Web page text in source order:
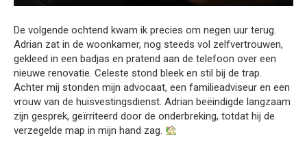
De volgende ochtend kwam ik precies om negen uur terug.
Adrian zat in de woonkamer, nog steeds vol zelfvertrouwen,
gekleed in een badjas en pratend aan de telefoon over een
nieuwe renovatie. Celeste stond bleek en stil bij de trap.
Achter mij stonden mijn advocaat, een familieadviseur en een
vrouw van de huisvestingsdienst. Adrian beëindigde langzaam
zijn gesprek, geïrriteerd door de onderbreking, totdat hij de
verzegelde map in mijn hand zag.